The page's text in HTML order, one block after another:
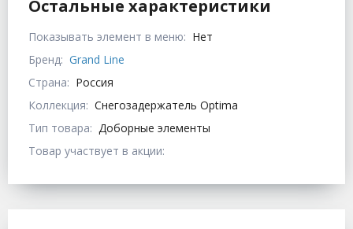
Остальные характеристики
Показывать элемент в меню: Нет
Бренд: Grand Line
Страна: Россия
Коллекция: Снегозадержатель Optima
Тип товара: Доборные элементы
Товар участвует в акции: